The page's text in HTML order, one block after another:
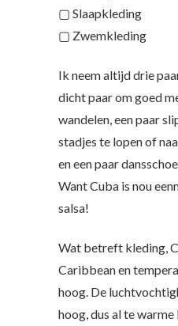
▢ Slaapkleding
▢ Zwemkleding
Ik neem altijd drie
dicht paar om goed
wandelen, een paar
stadjes te lopen of
en een paar
Want Cuba is nou
salsa!
Wat betreft kleding,
Caribbean en
hoog. De
hoog, dus al te